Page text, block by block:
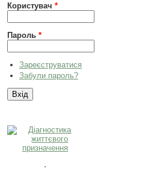
Користувач*
Пароль*
Зареєструватися
Забули пароль?